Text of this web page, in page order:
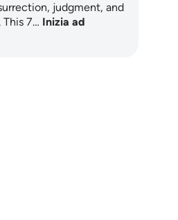
judgment, and
7… Inizia ad